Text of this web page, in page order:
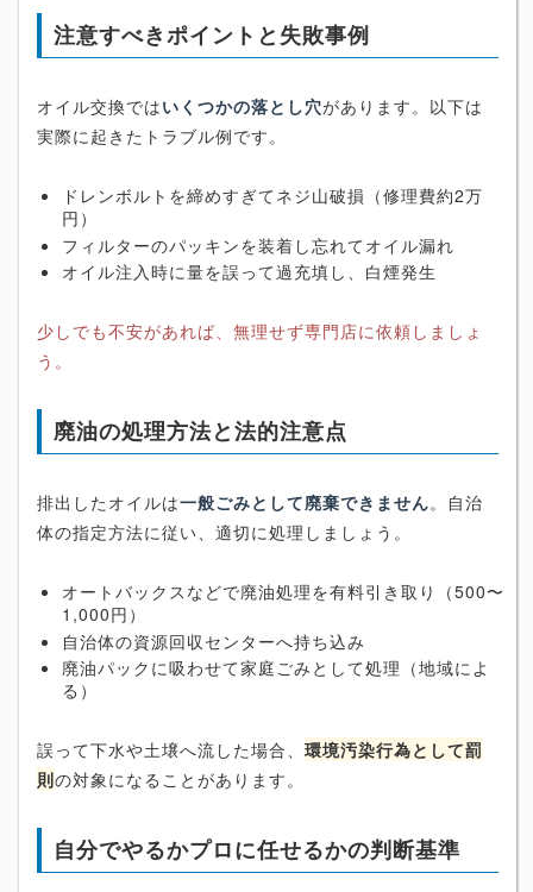
注意すべきポイントと失敗事例
オイル交換ではいくつかの落とし穴があります。以下は
実際に起きたトラブル例です。
ドレンボルトを締めすぎてネジ山破損（修理費約2万
円）
フィルターのパッキンを装着し忘れてオイル漏れ
オイル注入時に量を誤って過充填し、白煙発生
少しでも不安があれば、無理せず専門店に依頼しましょ
う。
廃油の処理方法と法的注意点
排出したオイルは一般ごみとして廃棄できません。自治
体の指定方法に従い、適切に処理しましょう。
オートバックスなどで廃油処理を有料引き取り（500〜
1,000円）
自治体の資源回収センターへ持ち込み
廃油パックに吸わせて家庭ごみとして処理（地域によ
る）
誤って下水や土壌へ流した場合、 環境汚染行為として罰
則の対象になることがあります。
自分でやるかプロに任せるかの判断基準